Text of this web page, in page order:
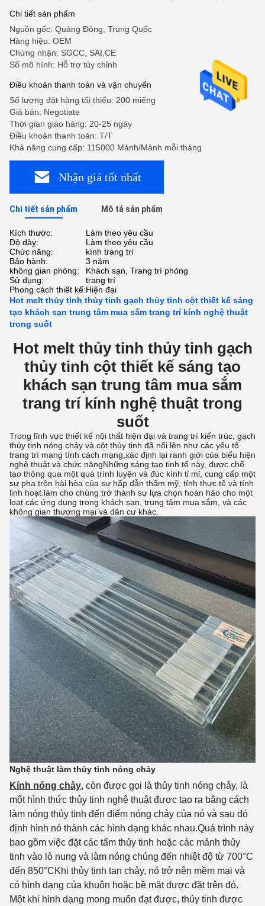
Chi tiết sản phẩm
Nguồn gốc: Quảng Đông, Trung Quốc
Hàng hiệu: OEM
Chứng nhận: SGCC, SAI,CE
Số mô hình: Hỗ trợ tùy chỉnh
Điều khoản thanh toán và vận chuyển
Số lượng đặt hàng tối thiểu: 200 miếng
Giá bán: Negotiate
Thời gian giao hàng: 20-25 ngày
Điều khoản thanh toán: T/T
Khả năng cung cấp: 115000 Mảnh/Mảnh mỗi tháng
Nhận giá tốt nhất
Chi tiết sản phẩm Mô tả sản phẩm
Kích thước:
Làm theo yêu cầu
Độ dày:
Làm theo yêu cầu
Chức năng:
kính trang trí
Bảo hành:
3 năm
không gian phòng:
Khách sạn, Trang trí phòng
Sử dụng:
trang trí
Phong cách thiết kế:Hiện đại
Hot melt thủy tinh thủy tinh gạch thủy tinh cột thiết kế sáng
tạo khách sạn trung tâm mua sắm trang trí kính nghệ thuật
trong suốt
Hot melt thủy tinh thủy tinh gạch
thủy tinh cột thiết kế sáng tạo
khách sạn trung tâm mua sắm
trang trí kính nghệ thuật trong
suốt
Trong lĩnh vực thiết kế nội thất hiện đại và trang trí kiến trúc, gạch
thủy tinh nóng chảy và cột thủy tinh đã nổi lên như các yếu tố
trang trí mang tính cách mạng,xác định lại ranh giới của biểu hiện
nghệ thuật và chức năngNhững sáng tạo tinh tế này, được chế
tạo thông qua một quá trình luyện và đúc kính tỉ mỉ, cung cấp một
sự pha trộn hài hòa của sự hấp dẫn thẩm mỹ, tính thực tế và tính
linh hoạt.làm cho chúng trở thành sự lựa chọn hoàn hảo cho một
loạt các ứng dụng trong khách sạn, trung tâm mua sắm, và các
không gian thương mại và dân cư khác.
Nghệ thuật làm thủy tinh nóng chảy
Kính nóng chảy, còn được gọi là thủy tinh nóng chảy, là
một hình thức thủy tinh nghệ thuật được tạo ra bằng cách
làm nóng thủy tinh đến điểm nóng chảy của nó và sau đó
định hình nó thành các hình dạng khác nhau.Quá trình này
bao gồm việc đặt các tấm thủy tinh hoặc các mảnh thủy
tinh vào lò nung và làm nóng chúng đến nhiệt độ từ 700°C
đến 850°CKhi thủy tinh tan chảy, nó trở nên mềm mại và
có hình dạng của khuôn hoặc bề mặt được đặt trên đó.
Một khi hình dạng mong muốn đạt được, thủy tinh được